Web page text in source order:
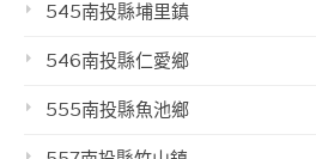
545南投縣埔里鎮
546南投縣仁愛鄉
555南投縣魚池鄉